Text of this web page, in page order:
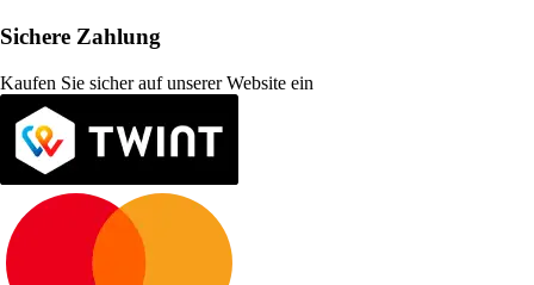
Sichere Zahlung
Kaufen Sie sicher auf unserer Website ein